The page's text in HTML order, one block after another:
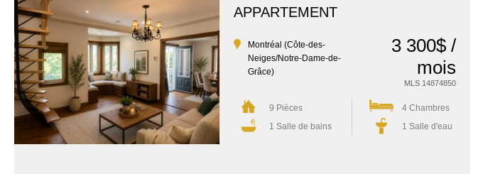
APPARTEMENT
Montréal (Côte-des-
Neiges/Notre-Dame-de-
Grâce)
3 300$ /
mois
MLS 14874850
9 Pièces
1 Salle de bains
4 Chambres
1 Salle d'eau